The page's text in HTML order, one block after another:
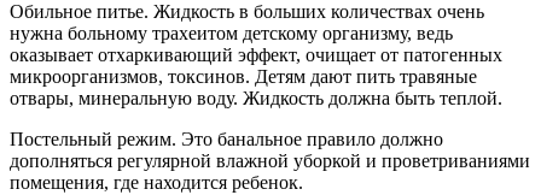
Обильное питье. Жидкость в больших количествах очень
нужна больному трахеитом детскому организму, ведь
оказывает отхаркивающий эффект, очищает от патогенных
микроорганизмов, токсинов. Детям дают пить травяные
отвары, минеральную воду. Жидкость должна быть теплой.
Постельный режим. Это банальное правило должно
дополняться регулярной влажной уборкой и проветриваниями
помещения, где находится ребенок.